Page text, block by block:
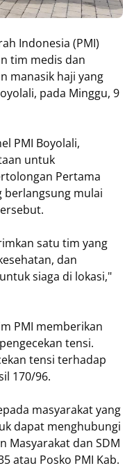
Indonesia (PMI)
tim medis dan
manasik haji yang
pada Minggu, 9
PMI Boyolali,
untuk
Pertama
berlangsung mulai
satu tim yang
dan
siaga di lokasi,"
PMI memberikan
tensi.
tensi terhadap
170/96.
masyarakat yang
dapat menghubungi
Masyarakat dan SDM
atau Posko PMI Kab.